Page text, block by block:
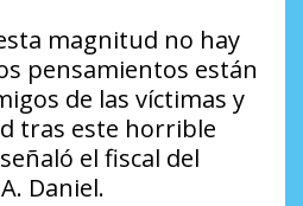
magnitud no hay
pensamientos están
de las víctimas y
tras este horrible
el fiscal del
Daniel.